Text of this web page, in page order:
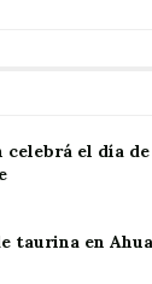
de Reyes
Ahuacatlán
celebrá el día
taurina en